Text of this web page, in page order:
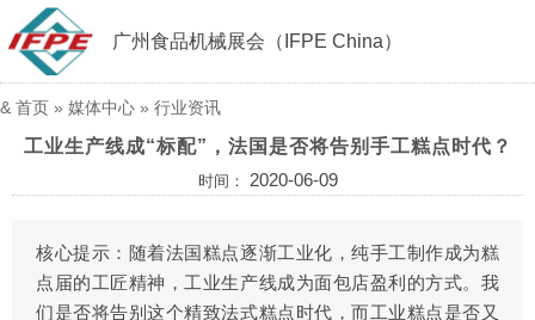
广州食品机械展会（IFPE China）
& 首页 » 媒体中心 » 行业资讯
工业生产线成“标配”，法国是否将告别手工糕点时代？
时间： 2020-06-09
核心提示：随着法国糕点逐渐工业化，纯手工制作成为糕
点届的工匠精神，工业生产线成为面包店盈利的方式。我
们是否将告别这个精致法式糕点时代，而工业糕点是否又